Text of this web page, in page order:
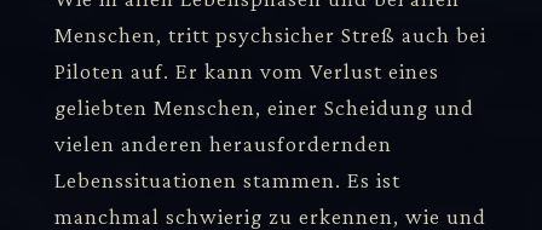
Menschen, tritt psychsicher Streß auch bei
Piloten auf. Er kann vom Verlust eines
geliebten Menschen, einer Scheidung und
vielen anderen herausfordernden
Lebenssituationen stammen. Es ist
manchmal schwierig zu erkennen, wie und